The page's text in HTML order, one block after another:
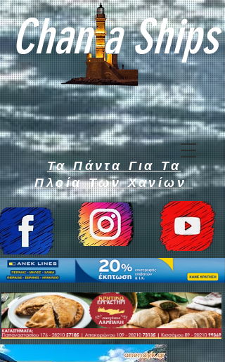
Chan a Ships
Τα Πάντα Για Τα
Πλοία Των Χανίων